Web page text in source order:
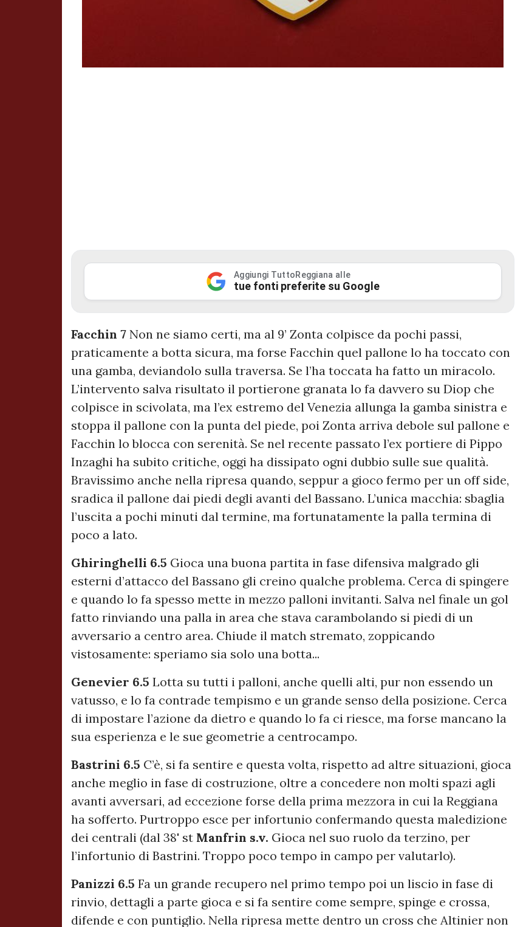
Aggiungi TuttoReggiana alle
tue fonti preferite su Google
Facchin 7 Non ne siamo certi, ma al 9’ Zonta colpisce da pochi passi,
praticamente a botta sicura, ma forse Facchin quel pallone lo ha toccato con
una gamba, deviandolo sulla traversa. Se l’ha toccata ha fatto un miracolo.
L’intervento salva risultato il portierone granata lo fa davvero su Diop che
colpisce in scivolata, ma l’ex estremo del Venezia allunga la gamba sinistra e
stoppa il pallone con la punta del piede, poi Zonta arriva debole sul pallone e
Facchin lo blocca con serenità. Se nel recente passato l’ex portiere di Pippo
Inzaghi ha subito critiche, oggi ha dissipato ogni dubbio sulle sue qualità.
Bravissimo anche nella ripresa quando, seppur a gioco fermo per un off side,
sradica il pallone dai piedi degli avanti del Bassano. L’unica macchia: sbaglia
l’uscita a pochi minuti dal termine, ma fortunatamente la palla termina di
poco a lato.
Ghiringhelli 6.5 Gioca una buona partita in fase difensiva malgrado gli
esterni d’attacco del Bassano gli creino qualche problema. Cerca di spingere
e quando lo fa spesso mette in mezzo palloni invitanti. Salva nel finale un gol
fatto rinviando una palla in area che stava carambolando si piedi di un
avversario a centro area. Chiude il match stremato, zoppicando
vistosamente: speriamo sia solo una botta...
Genevier 6.5 Lotta su tutti i palloni, anche quelli alti, pur non essendo un
vatusso, e lo fa contrade tempismo e un grande senso della posizione. Cerca
di impostare l’azione da dietro e quando lo fa ci riesce, ma forse mancano la
sua esperienza e le sue geometrie a centrocampo.
Bastrini 6.5 C’è, si fa sentire e questa volta, rispetto ad altre situazioni, gioca
anche meglio in fase di costruzione, oltre a concedere non molti spazi agli
avanti avversari, ad eccezione forse della prima mezzora in cui la Reggiana
ha sofferto. Purtroppo esce per infortunio confermando questa maledizione
dei centrali (dal 38' st Manfrin s.v. Gioca nel suo ruolo da terzino, per
l’infortunio di Bastrini. Troppo poco tempo in campo per valutarlo).
Panizzi 6.5 Fa un grande recupero nel primo tempo poi un liscio in fase di
rinvio, dettagli a parte gioca e si fa sentire come sempre, spinge e crossa,
difende e con puntiglio. Nella ripresa mette dentro un cross che Altinier non